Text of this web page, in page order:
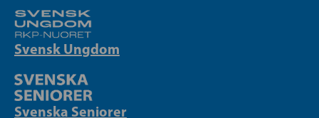
Svensk Ungdom
Svenska Seniorer